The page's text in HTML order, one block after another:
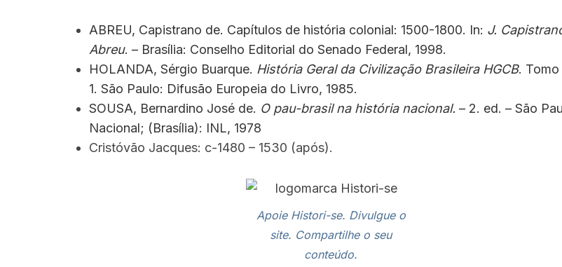
ABREU, Capistrano de. Capítulos de história colonial: 1500-1800. In: J.
Abreu. – Brasília: Conselho Editorial do Senado Federal, 1998.
HOLANDA, Sérgio Buarque. História Geral da Civilização Brasileira HGCB. Tomo
1. São Paulo: Difusão Europeia do Livro, 1985.
SOUSA, Bernardino José de. O pau-brasil na história nacional. – 2. ed. – São
Nacional; (Brasília): INL, 1978
Cristóvão Jacques: c-1480 – 1530 (após).
Apoie Histori-se. Divulgue o
site. Compartilhe o seu
conteúdo.